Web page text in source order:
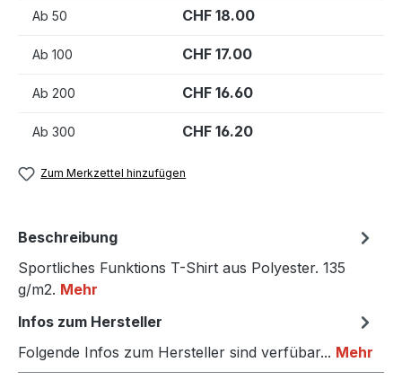
Ab 50 CHF 18.00
Ab 100 CHF 17.00
Ab 200 CHF 16.60
Ab 300 CHF 16.20
Zum Merkzettel hinzufügen
Beschreibung
Sportliches Funktions T-Shirt aus Polyester. 135
g/m2. Mehr
Infos zum Hersteller
Folgende Infos zum Hersteller sind verfübar... Mehr